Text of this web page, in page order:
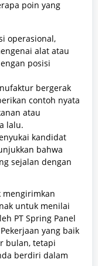
poin yang
operasional,
alat atau
posisi
bergerak
contoh nyata
atau
lalu.
kandidat
bahwa
sejalan dengan
mengirimkan
untuk menilai
PT Spring Panel
yang baik
bulan, tetapi
berdiri dalam